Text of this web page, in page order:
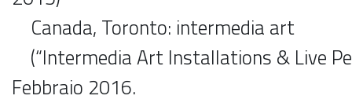
Canada, Toronto: intermedia art
(“Intermedia Art Installations & Live
Febbraio 2016.